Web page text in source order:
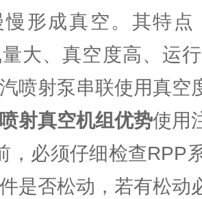
慢形成真空。其特点
大、真空度高、运
喷射泵串联使用真空
射真空机组优势使用
，必须仔细检查RPP
是否松动，若有松动